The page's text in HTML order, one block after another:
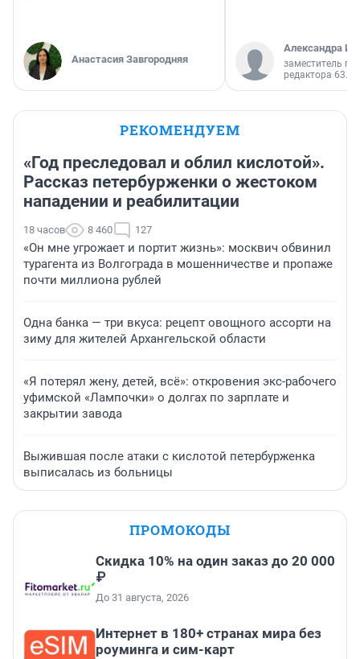
Анастасия Завгородняя
Александра
заместитель
редактора 63.RU
РЕКОМЕНДУЕМ
«Год преследовал и облил кислотой».
Рассказ петербурженки о жестоком
нападении и реабилитации
18 часов 8 460 127
«Он мне угрожает и портит жизнь»: москвич обвинил
турагента из Волгограда в мошенничестве и пропаже
почти миллиона рублей
Одна банка — три вкуса: рецепт овощного ассорти на
зиму для жителей Архангельской области
«Я потерял жену, детей, всё»: откровения экс-рабочего
уфимской «Лампочки» о долгах по зарплате и
закрытии завода
Выжившая после атаки с кислотой петербурженка
выписалась из больницы
ПРОМОКОДЫ
Скидка 10% на один заказ до 20 000
₽
До 31 августа, 2026
Интернет в 180+ странах мира без
роуминга и сим-карт